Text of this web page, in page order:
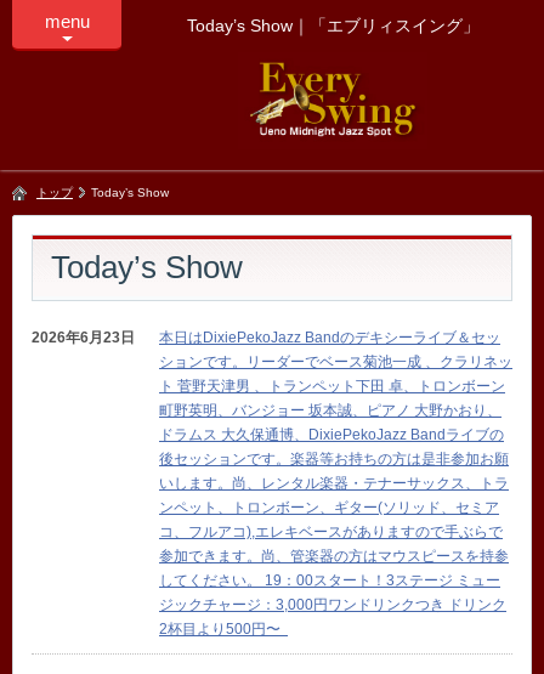
Today’s Show｜「エブリィスイング」
menu
トップ Today’s Show
Today’s Show
2026年6月23日
本日はDixiePekoJazz Bandのデキシーライブ＆セッ
ションです。リーダーでベース菊池一成 、クラリネッ
ト 菅野天津男 、トランペット下田 卓、トロンボーン
町野英明、バンジョー 坂本誠、ピアノ 大野かおり、
ドラムス 大久保通博、DixiePekoJazz Bandライブの
後セッションです。楽器等お持ちの方は是非参加お願
いします。尚、レンタル楽器・テナーサックス、トラ
ンペット、トロンボーン、ギター(ソリッド、セミア
コ、フルアコ),エレキベースがありますので手ぶらで
参加できます。尚、管楽器の方はマウスピースを持参
してください。 19：00スタート！3ステージ ミュー
ジックチャージ：3,000円ワンドリンクつき ドリンク
2杯目より500円〜